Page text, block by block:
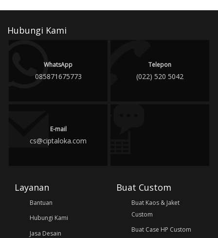
Hubungi Kami
WhatsApp
085871675773
Telepon
(022) 520 5042
E-mail
cs@ciptaloka.com
Layanan
Bantuan
Hubungi Kami
Jasa Desain
Buat Custom
Buat Kaos & Jaket
Custom
Buat Case HP Custom